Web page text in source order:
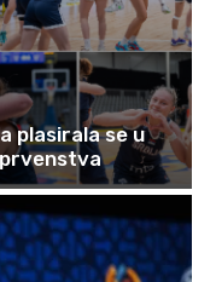
plasirala se u